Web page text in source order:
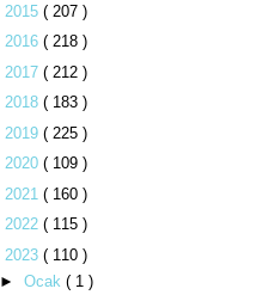
2015 ( 207 )
2016 ( 218 )
2017 ( 212 )
2018 ( 183 )
2019 ( 225 )
2020 ( 109 )
2021 ( 160 )
2022 ( 115 )
2023 ( 110 )
► Ocak ( 1 )